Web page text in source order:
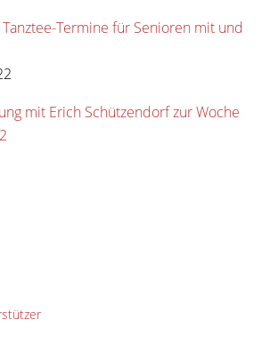
Termine für Senioren mit und
mit Erich Schützendorf zur Woche